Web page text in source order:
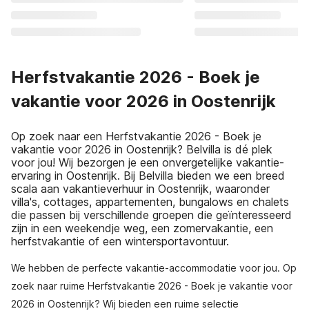
Herfstvakantie 2026 - Boek je
vakantie voor 2026 in Oostenrijk
Op zoek naar een Herfstvakantie 2026 - Boek je
vakantie voor 2026 in Oostenrijk? Belvilla is dé plek
voor jou! Wij bezorgen je een onvergetelijke vakantie-
ervaring in Oostenrijk. Bij Belvilla bieden we een breed
scala aan vakantieverhuur in Oostenrijk, waaronder
villa's, cottages, appartementen, bungalows en chalets
die passen bij verschillende groepen die geïnteresseerd
zijn in een weekendje weg, een zomervakantie, een
herfstvakantie of een wintersportavontuur.
We hebben de perfecte vakantie-accommodatie voor jou. Op
zoek naar ruime Herfstvakantie 2026 - Boek je vakantie voor
2026 in Oostenrijk? Wij bieden een ruime selectie